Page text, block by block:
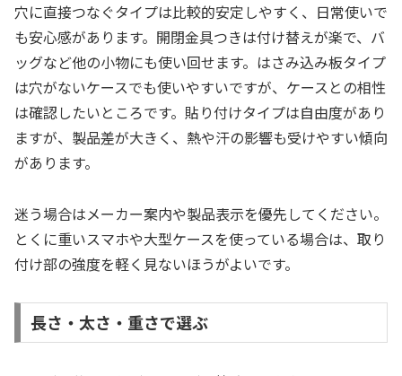
穴に直接つなぐタイプは比較的安定しやすく、日常使いで
も安心感があります。開閉金具つきは付け替えが楽で、バ
ッグなど他の小物にも使い回せます。はさみ込み板タイプ
は穴がないケースでも使いやすいですが、ケースとの相性
は確認したいところです。貼り付けタイプは自由度があり
ますが、製品差が大きく、熱や汗の影響も受けやすい傾向
があります。
迷う場合はメーカー案内や製品表示を優先してください。
とくに重いスマホや大型ケースを使っている場合は、取り
付け部の強度を軽く見ないほうがよいです。
長さ・太さ・重さで選ぶ